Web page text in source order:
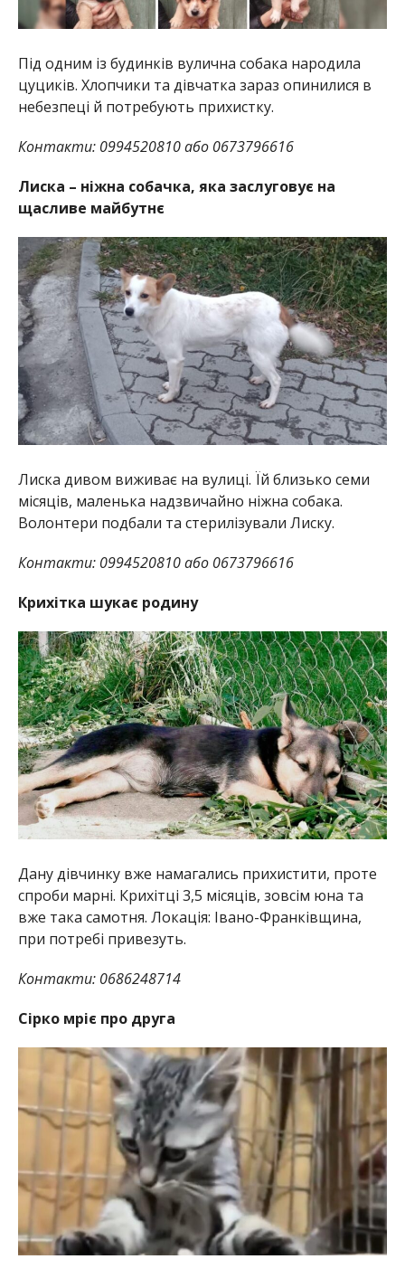
Під одним із будинків вулична собака народила
цуциків. Хлопчики та дівчатка зараз опинилися в
небезпеці й потребують прихистку.
Контакти: 0994520810 або 0673796616
Лиска – ніжна собачка, яка заслуговує на
щасливе майбутнє
Лиска дивом виживає на вулиці. Їй близько семи
місяців, маленька надзвичайно ніжна собака.
Волонтери подбали та стерилізували Лиску.
Контакти: 0994520810 або 0673796616
Крихітка шукає родину
Дану дівчинку вже намагались прихистити, проте
спроби марні. Крихітці 3,5 місяців, зовсім юна та
вже така самотня. Локація: Івано-Франківщина,
при потребі привезуть.
Контакти: 0686248714
Сірко мріє про друга